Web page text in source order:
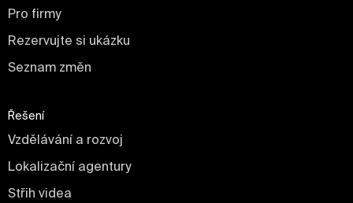
Pro firmy
Rezervujte si ukázku
Seznam změn
Řešení
Vzdělávání a rozvoj
Lokalizační agentury
Střih videa